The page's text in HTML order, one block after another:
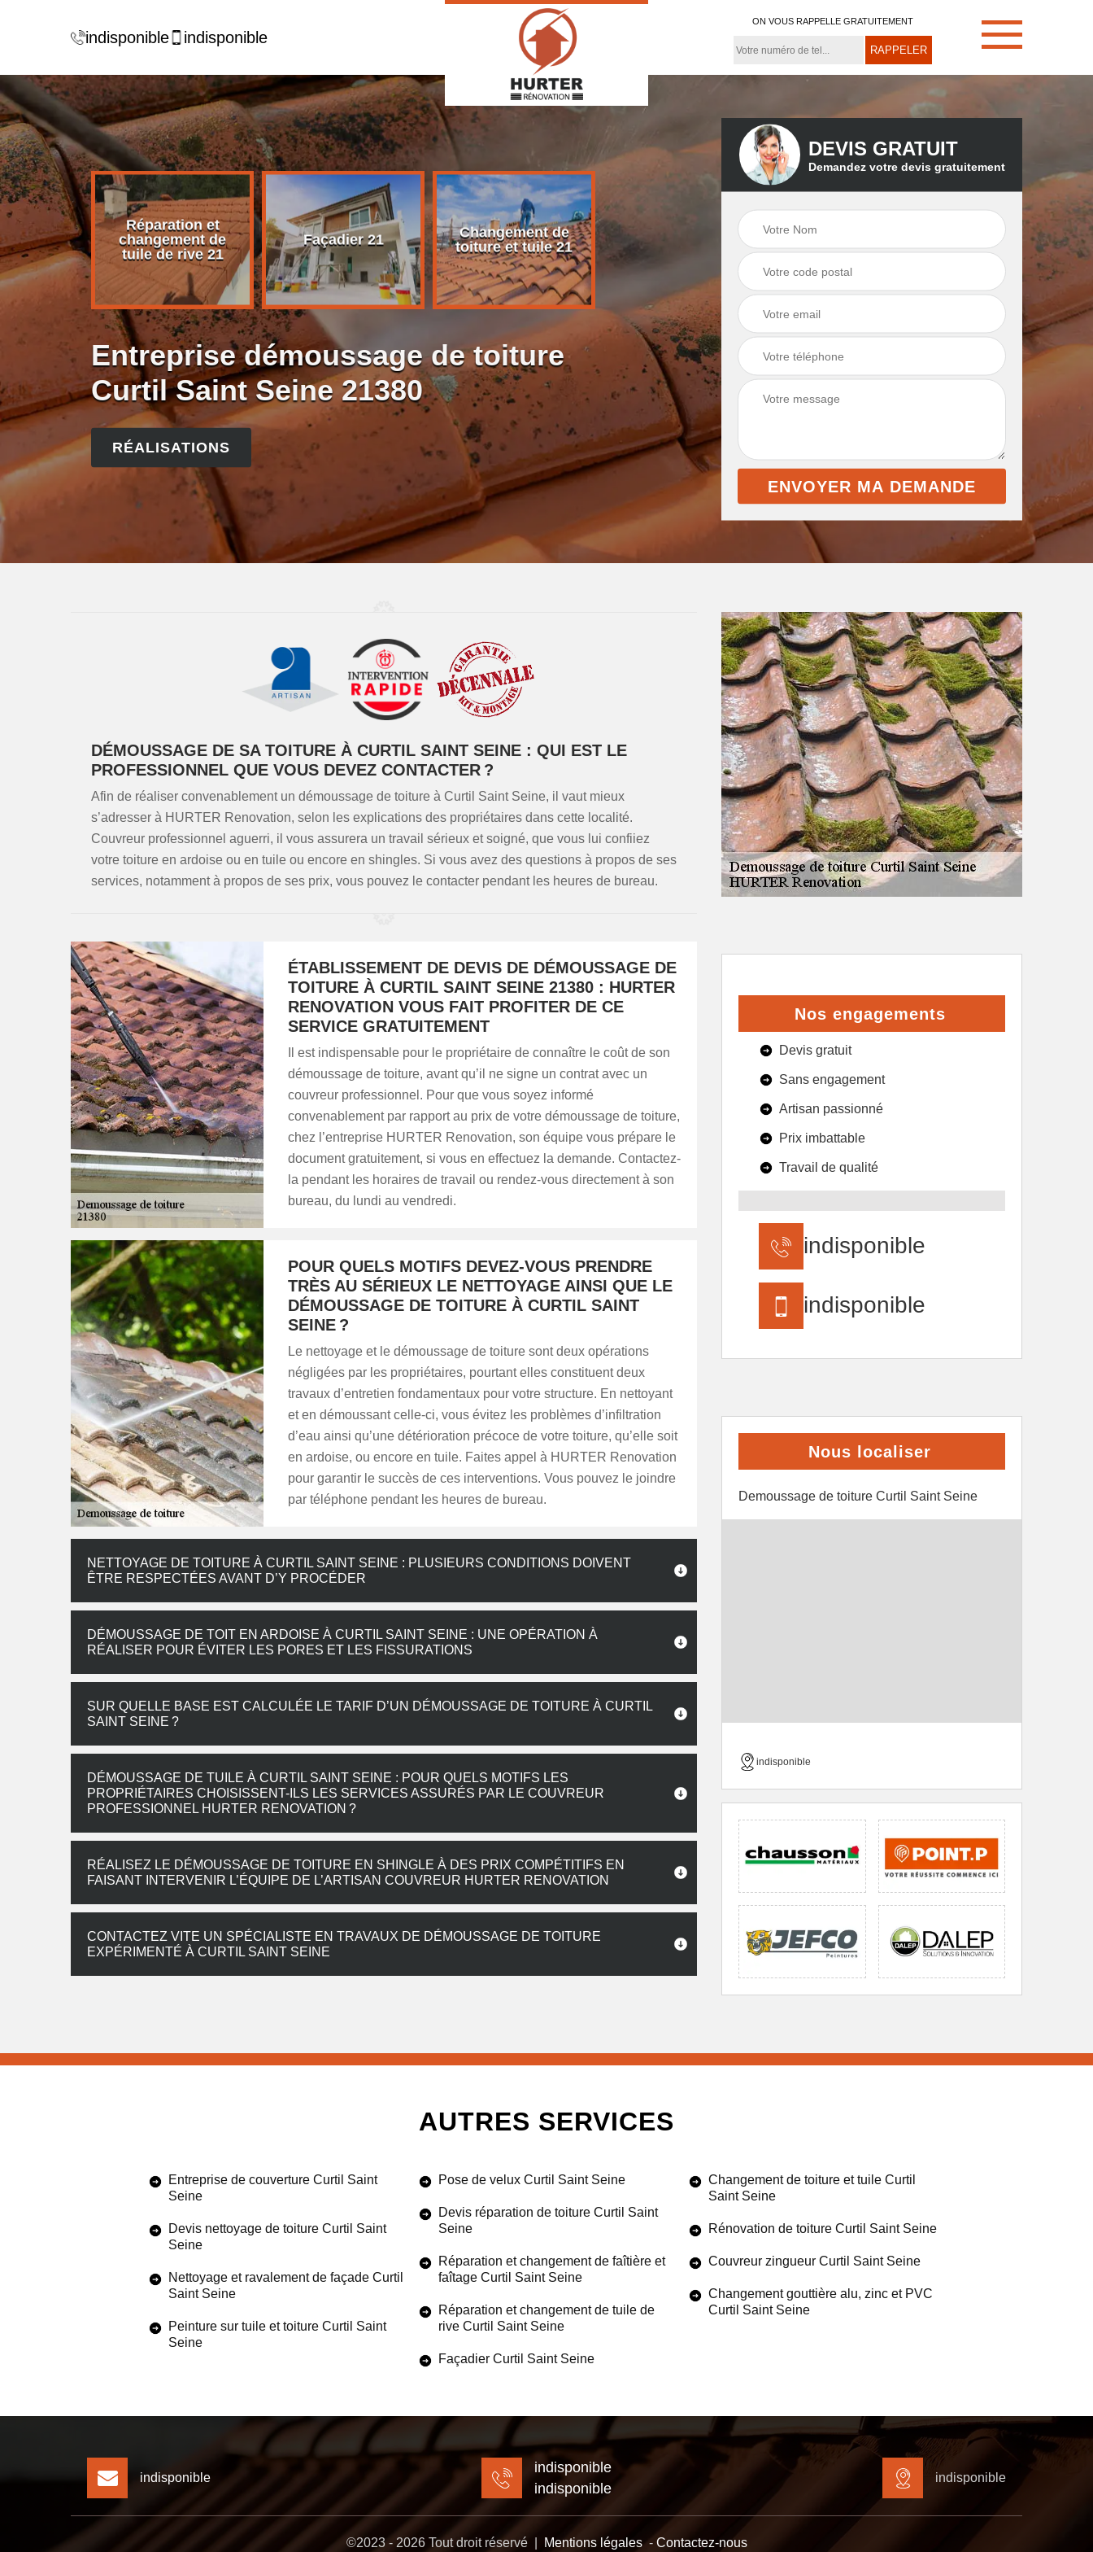
indisponible indisponible
ON VOUS RAPPELLE GRATUITEMENT
de
21
Réparation et
changement de
tuile de rive 21
Façadier 21
Changement de
toiture et tuile 21
Démoussage de
toiture 21
Couvreur zingueur
Entreprise démoussage de toiture
Curtil Saint Seine 21380
RÉALISATIONS
DEVIS GRATUIT
Demandez votre devis gratuitement
DÉMOUSSAGE DE SA TOITURE À CURTIL SAINT SEINE : QUI EST LE
PROFESSIONNEL QUE VOUS DEVEZ CONTACTER ?
Afin de réaliser convenablement un démoussage de toiture à Curtil Saint Seine, il vaut mieux
s’adresser à HURTER Renovation, selon les explications des propriétaires dans cette localité.
Couvreur professionnel aguerri, il vous assurera un travail sérieux et soigné, que vous lui confiiez
votre toiture en ardoise ou en tuile ou encore en shingles. Si vous avez des questions à propos de ses
services, notamment à propos de ses prix, vous pouvez le contacter pendant les heures de bureau.
ÉTABLISSEMENT DE DEVIS DE DÉMOUSSAGE DE
TOITURE À CURTIL SAINT SEINE 21380 : HURTER
RENOVATION VOUS FAIT PROFITER DE CE
SERVICE GRATUITEMENT
Il est indispensable pour le propriétaire de connaître le coût de son
démoussage de toiture, avant qu’il ne signe un contrat avec un
couvreur professionnel. Pour que vous soyez informé
convenablement par rapport au prix de votre démoussage de toiture,
chez l’entreprise HURTER Renovation, son équipe vous prépare le
document gratuitement, si vous en effectuez la demande. Contactez-
la pendant les horaires de travail ou rendez-vous directement à son
bureau, du lundi au vendredi.
POUR QUELS MOTIFS DEVEZ-VOUS PRENDRE
TRÈS AU SÉRIEUX LE NETTOYAGE AINSI QUE LE
DÉMOUSSAGE DE TOITURE À CURTIL SAINT
SEINE ?
Le nettoyage et le démoussage de toiture sont deux opérations
négligées par les propriétaires, pourtant elles constituent deux
travaux d’entretien fondamentaux pour votre structure. En nettoyant
et en démoussant celle-ci, vous évitez les problèmes d’infiltration
d’eau ainsi qu’une détérioration précoce de votre toiture, qu’elle soit
en ardoise, ou encore en tuile. Faites appel à HURTER Renovation
pour garantir le succès de ces interventions. Vous pouvez le joindre
par téléphone pendant les heures de bureau.
NETTOYAGE DE TOITURE À CURTIL SAINT SEINE : PLUSIEURS CONDITIONS DOIVENT
ÊTRE RESPECTÉES AVANT D’Y PROCÉDER
DÉMOUSSAGE DE TOIT EN ARDOISE À CURTIL SAINT SEINE : UNE OPÉRATION À
RÉALISER POUR ÉVITER LES PORES ET LES FISSURATIONS
SUR QUELLE BASE EST CALCULÉE LE TARIF D’UN DÉMOUSSAGE DE TOITURE À CURTIL
SAINT SEINE ?
DÉMOUSSAGE DE TUILE À CURTIL SAINT SEINE : POUR QUELS MOTIFS LES
PROPRIÉTAIRES CHOISISSENT-ILS LES SERVICES ASSURÉS PAR LE COUVREUR
PROFESSIONNEL HURTER RENOVATION ?
RÉALISEZ LE DÉMOUSSAGE DE TOITURE EN SHINGLE À DES PRIX COMPÉTITIFS EN
FAISANT INTERVENIR L’ÉQUIPE DE L’ARTISAN COUVREUR HURTER RENOVATION
CONTACTEZ VITE UN SPÉCIALISTE EN TRAVAUX DE DÉMOUSSAGE DE TOITURE
EXPÉRIMENTÉ À CURTIL SAINT SEINE
Nos engagements
Devis gratuit
Sans engagement
Artisan passionné
Prix imbattable
Travail de qualité
indisponible
indisponible
Nous localiser
Demoussage de toiture Curtil Saint Seine
indisponible
AUTRES SERVICES
Entreprise de couverture Curtil Saint
Seine
Devis nettoyage de toiture Curtil Saint
Seine
Nettoyage et ravalement de façade Curtil
Saint Seine
Peinture sur tuile et toiture Curtil Saint
Seine
Pose de velux Curtil Saint Seine
Devis réparation de toiture Curtil Saint
Seine
Réparation et changement de faîtière et
faîtage Curtil Saint Seine
Réparation et changement de tuile de
rive Curtil Saint Seine
Façadier Curtil Saint Seine
Changement de toiture et tuile Curtil
Saint Seine
Rénovation de toiture Curtil Saint Seine
Couvreur zingueur Curtil Saint Seine
Changement gouttière alu, zinc et PVC
Curtil Saint Seine
indisponible
indisponible
indisponible
indisponible
©2023 - 2026 Tout droit réservé | Mentions légales- Contactez-nous